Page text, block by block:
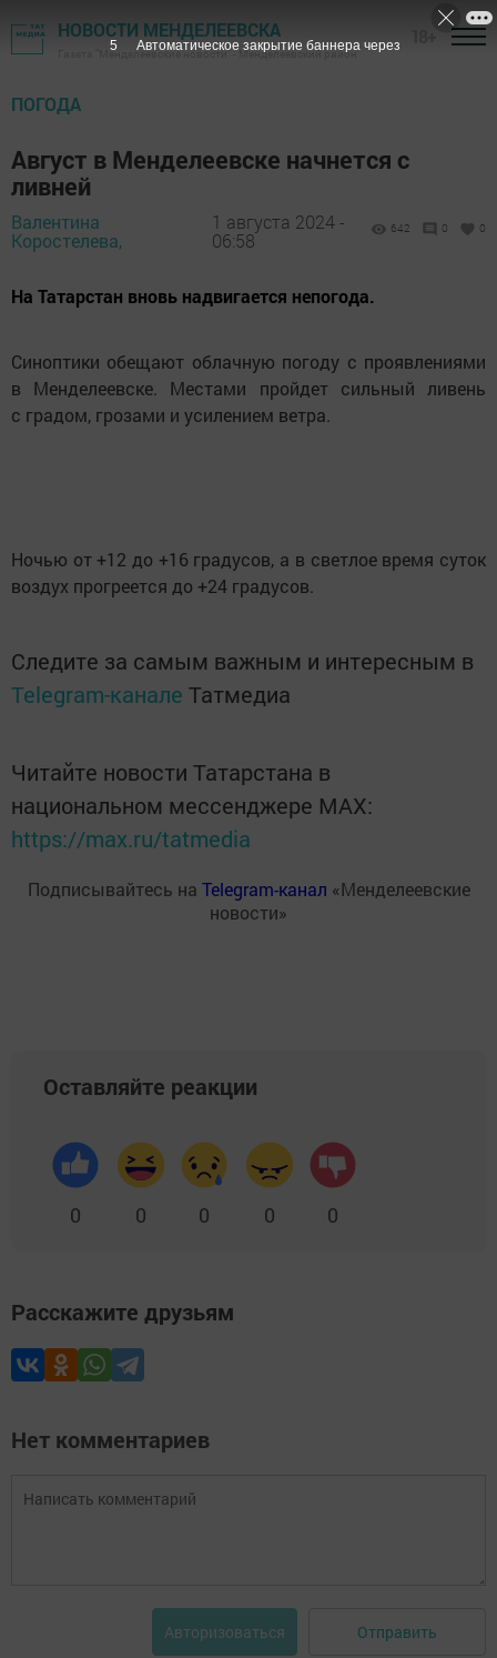
НОВОСТИ МЕНДЕЛЕЕВСКА
Газета "Менделеевские новости" - Менделеевский район
ПОГОДА
Август в Менделеевске начнется с
ливней
Валентина
Коростелева,
1 августа 2024 -
06:58
642 0 0
На Татарстан вновь надвигается непогода.
Синоптики обещают облачную погоду с проявлениями
в Менделеевске. Местами пройдет сильный ливень
с градом, грозами и усилением ветра.
Ночью от +12 до +16 градусов, а в светлое время суток
воздух прогреется до +24 градусов.
Следите за самым важным и интересным в
Telegram-канале Татмедиа
Читайте новости Татарстана в
национальном мессенджере MАХ:
https://max.ru/tatmedia
Подписывайтесь на Telegram-канал «Менделеевские
новости»
Оставляйте реакции
0 0 0 0 0
Расскажите друзьям
Нет комментариев
Авторизоваться Отправить
4 Автоматическое закрытие баннера через